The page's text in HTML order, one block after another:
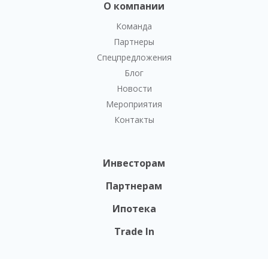
О компании
Команда
Партнеры
Спецпредложения
Блог
Новости
Мероприятия
Контакты
Инвесторам
Партнерам
Ипотека
Trade In